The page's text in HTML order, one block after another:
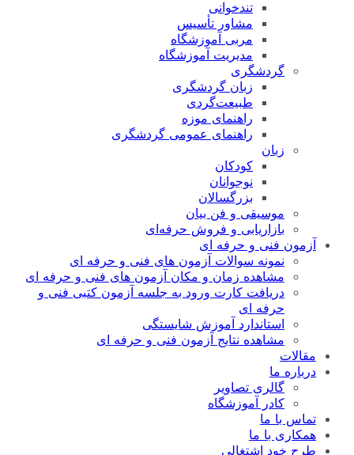
تندخوانی
مشاور تأسیس
مربی آموزشگاه
مدیریت آموزشگاه
گردشگری
زبان گردشگری
طبیعت‌گردی
راهنمای موزه
راهنمای عمومی گردشگری
زبان
کودکان
نوجوانان
بزرگسالان
موسیقی و فن بیان
بازاریابی و فروش حرفه‌ای
آزمون فنی و حرفه ای
نمونه سوالات آزمون های فنی و حرفه ای
مشاهده زمان و مکان آزمون های فنی و حرفه ای
دریافت کارت ورود به جلسه آزمون کتبی فنی و
حرفه ای
استاندارد آموزش شایستگی
مشاهده نتایج آزمون فنی و حرفه ای
مقالات
درباره ما
گالری تصاویر
کادر آموزشگاه
تماس با ما
همکاری با ما
طرح خود اشتغالی